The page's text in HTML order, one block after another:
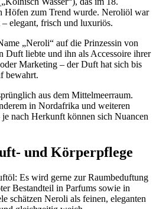
Höfen zum Trend wurde. Neroliöl war
– elegant, frisch und luxuriös.
„Neroli“ auf die Prinzessin von
Duft liebte und ihn als Accessoire ihrer
Marketing – der Duft hat sich bis
bewahrt.
aus dem Mittelmeerraum.
in Nordafrika und weiteren
nach Herkunft können sich Nuancen
und Körperpflege
Es wird gerne zur Raumbeduftung
Bestandteil in Parfums sowie in
schätzen Neroli als feinen, eleganten